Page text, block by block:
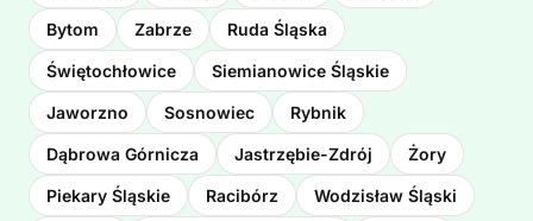
Bytom Zabrze Ruda Śląska
Świętochłowice Siemianowice Śląskie
Jaworzno Sosnowiec Rybnik
Dąbrowa Górnicza Jastrzębie-Zdrój Żory
Piekary Śląskie Racibórz Wodzisław Śląski